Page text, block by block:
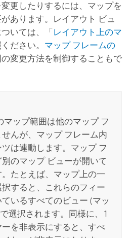
更したりするには、マップを
あります。レイアウト ビュ
いては、「 レイアウト上のマ
ださい。 マップ フレームの
変更方法を制御することもで
マップ範囲は他のマップ フ
んが、マップ フレーム内
は連動します。マップ フ
のマップ ビューが開いて
たとえば、マップ上の一
すると、これらのフィー
いるすべてのビュー (マッ
選択されます。同様に、1
を非表示にすると、すべ